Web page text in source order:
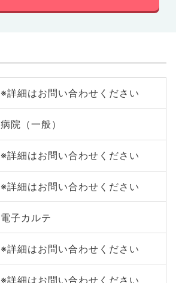
※詳細はお問い合わせください
病院（一般）
※詳細はお問い合わせください
※詳細はお問い合わせください
電子カルテ
※詳細はお問い合わせください
※詳細はお問い合わせください